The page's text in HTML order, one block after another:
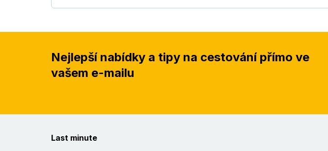
Nejlepší nabídky a tipy na cestování přímo ve
vašem e-mailu
Last minute